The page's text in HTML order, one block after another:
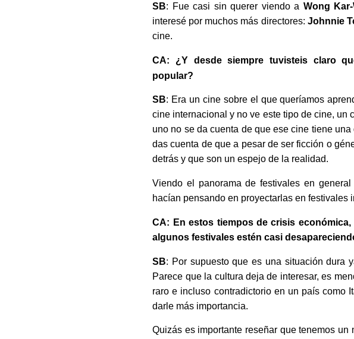
SB: Fue casi sin querer viendo a Wong Kar-
interesé por muchos más directores: Johnnie
cine.
CA: ¿Y desde siempre tuvisteis claro
popular?
SB: Era un cine sobre el que queríamos
cine internacional y no ve este tipo de cine, un
uno no se da cuenta de que ese cine tiene
das cuenta de que a pesar de ser ficción o
detrás y que son un espejo de la realidad.
Viendo el panorama de festivales en
hacían pensando en proyectarlas en
CA: En estos tiempos de crisis
algunos festivales estén casi
SB: Por supuesto que es una situación dura
Parece que la cultura deja de interesar, es
raro e incluso contradictorio en un país como
darle más importancia.
Quizás es importante reseñar que tenemos